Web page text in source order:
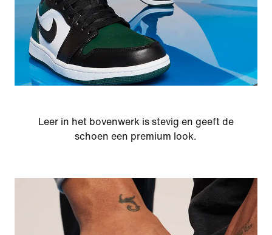
Leer in het bovenwerk is stevig en geeft de
schoen een premium look.